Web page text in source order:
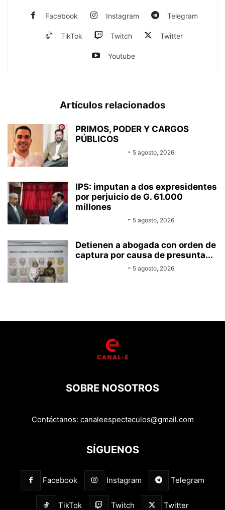
Facebook Instagram Telegram
TikTok Twitch Twitter
Youtube
Artículos relacionados
PRIMOS, PODER Y CARGOS
PÚBLICOS
- 5 agosto, 2026
IPS: imputan a dos expresidentes
por perjuicio de G. 61.000
millones
- 5 agosto, 2026
Detienen a abogada con orden de
captura por causa de presunta...
- 5 agosto, 2026
SOBRE NOSOTROS
Contáctanos: canaleespectaculos@gmail.com
SÍGUENOS
Facebook Instagram Telegram
TikTok Twitch Twitter